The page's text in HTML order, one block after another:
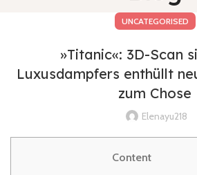
UNCATEGORISED
»Titanic«: 3D-Scan
Luxusdampfers enthüllt
zum Chose
Elenayu218
Content